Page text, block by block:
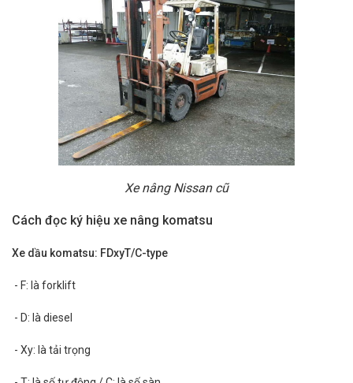
Xe nâng Nissan cũ
Cách đọc ký hiệu xe nâng komatsu
Xe dầu komatsu: FDxyT/C-type
- F: là forklift
- D: là diesel
- Xy: là tải trọng